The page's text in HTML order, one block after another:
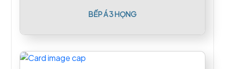
BẾP Á 3 HỌNG